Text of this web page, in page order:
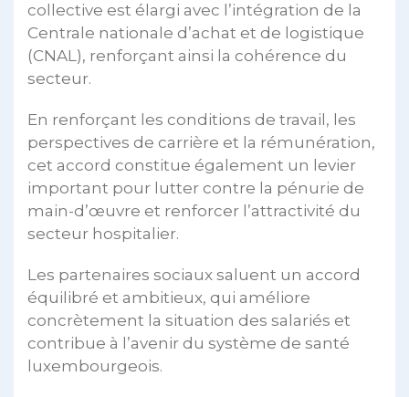
collective est élargi avec l’intégration de la
Centrale nationale d’achat et de logistique
(CNAL), renforçant ainsi la cohérence du
secteur.
En renforçant les conditions de travail, les
perspectives de carrière et la rémunération,
cet accord constitue également un levier
important pour lutter contre la pénurie de
main-d’œuvre et renforcer l’attractivité du
secteur hospitalier.
Les partenaires sociaux saluent un accord
équilibré et ambitieux, qui améliore
concrètement la situation des salariés et
contribue à l’avenir du système de santé
luxembourgeois.